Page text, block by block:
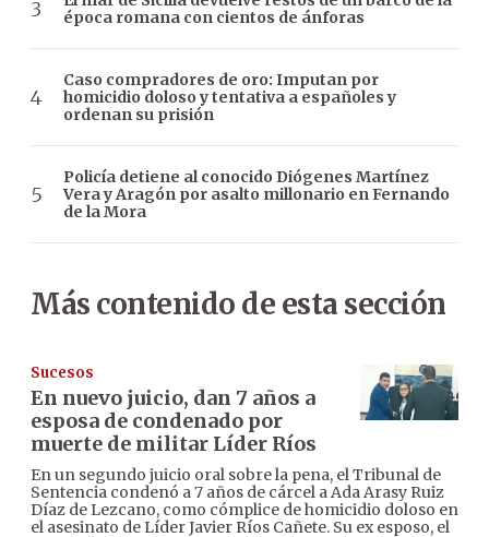
época romana con cientos de ánforas
Caso compradores de oro: Imputan por
homicidio doloso y tentativa a españoles y
ordenan su prisión
Policía detiene al conocido Diógenes Martínez
Vera y Aragón por asalto millonario en Fernando
de la Mora
Más contenido de esta sección
Sucesos
En nuevo juicio, dan 7 años a
esposa de condenado por
muerte de militar Líder Ríos
En un segundo juicio oral sobre la pena, el Tribunal de
Sentencia condenó a 7 años de cárcel a Ada Arasy Ruiz
Díaz de Lezcano, como cómplice de homicidio doloso en
el asesinato de Líder Javier Ríos Cañete. Su ex esposo, el